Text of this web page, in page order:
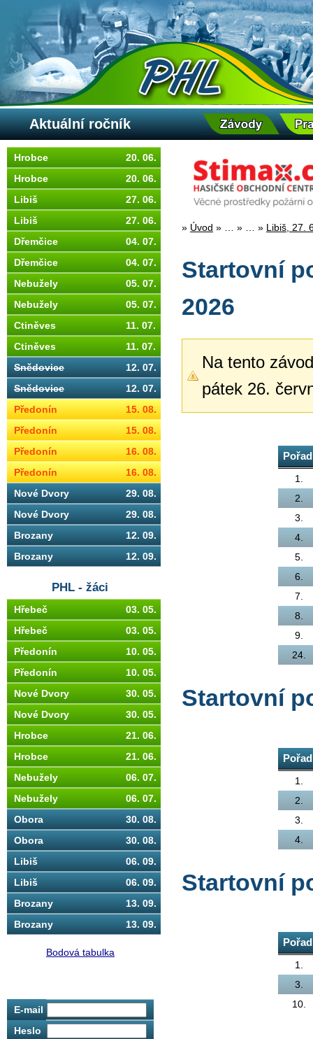
» Úvod » » » Libiš, 27.
Startovní
2026
Na tento
pátek 26.
1.
2.
3.
4.
5.
6.
7.
8.
9.
24.
Startovní
1.
2.
3.
4.
Startovní
1.
3.
10.
Aktuální ročník
Hrobce
20. 06.
Hrobce
20. 06.
Libiš
27. 06.
Libiš
27. 06.
Dřemčice
04. 07.
Dřemčice
04. 07.
Nebužely
05. 07.
Nebužely
05. 07.
Ctiněves
11. 07.
Ctiněves
11. 07.
Snědovice
12. 07.
Snědovice
12. 07.
Předonín
15. 08.
Předonín
15. 08.
Předonín
16. 08.
Předonín
16. 08.
Nové Dvory
29. 08.
Nové Dvory
29. 08.
Brozany
12. 09.
Brozany
12. 09.
PHL - žáci
Hřebeč
03. 05.
Hřebeč
03. 05.
Předonín
10. 05.
Předonín
10. 05.
Nové Dvory
30. 05.
Nové Dvory
30. 05.
Hrobce
21. 06.
Hrobce
21. 06.
Nebužely
06. 07.
Nebužely
06. 07.
Obora
30. 08.
Obora
30. 08.
Libiš
06. 09.
Libiš
06. 09.
Brozany
13. 09.
Brozany
13. 09.
Bodová tabulka
E-mail
Heslo